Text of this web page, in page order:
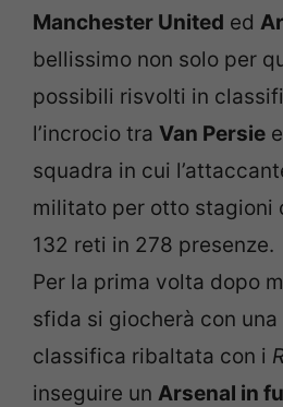
Manchester United ed
bellissimo non solo per
possibili risvolti in
l’incrocio tra Van Persie
squadra in cui
militato per otto stagioni
132 reti in 278 presenze.
Per la prima volta dopo
sfida si giocherà con
classifica ribaltata con i
inseguire un Arsenal in